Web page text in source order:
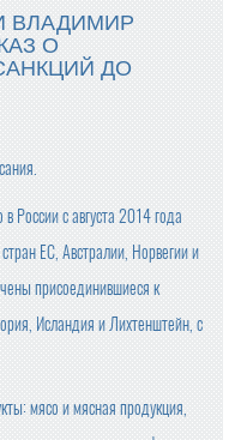
ВЛАДИМИР
О
ДО
России с августа 2014 года
ЕС, Австралии, Норвегии и
присоединившиеся к
Исландия и Лихтенштейн, с
мясо и мясная продукция,